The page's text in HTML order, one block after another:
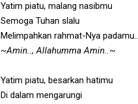
Yatim piatu, malang nasibmu
Semoga Tuhan slalu
Melimpahkan rahmat-Nya padamu..
~Amin.., Allahumma Amin..~
Yatim piatu, besarkan hatimu
Di dalam mengarungi